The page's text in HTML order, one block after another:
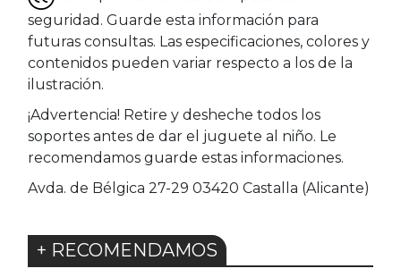
seguridad. Guarde esta información para
futuras consultas. Las especificaciones, colores y
contenidos pueden variar respecto a los de la
ilustración.
¡Advertencia! Retire y desheche todos los
soportes antes de dar el juguete al niño. Le
recomendamos guarde estas informaciones.
Avda. de Bélgica 27-29 03420 Castalla (Alicante)
+ RECOMENDAMOS